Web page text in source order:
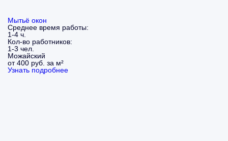
Мытьё окон
Среднее время работы:
1-4 ч.
Кол-во работников:
1-3 чел.
Можайский
от 400 руб. за м²
Узнать подробнее